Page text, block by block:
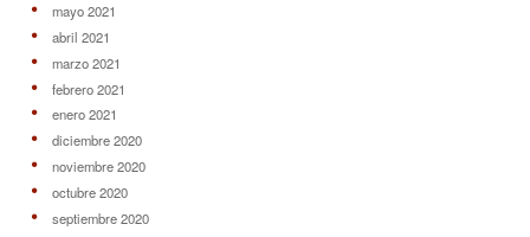
mayo 2021
abril 2021
marzo 2021
febrero 2021
enero 2021
diciembre 2020
noviembre 2020
octubre 2020
septiembre 2020